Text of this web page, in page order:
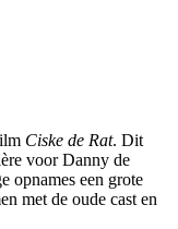
Ciske de Rat. Dit
voor Danny de
opnames een grote
met de oude cast en